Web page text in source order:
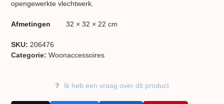
opengewerkte vlechtwerk.
Afmetingen 32 × 32 × 22 cm
SKU: 206476
Categorie:Woon​accessoires
Ik heb een vraag over dit product